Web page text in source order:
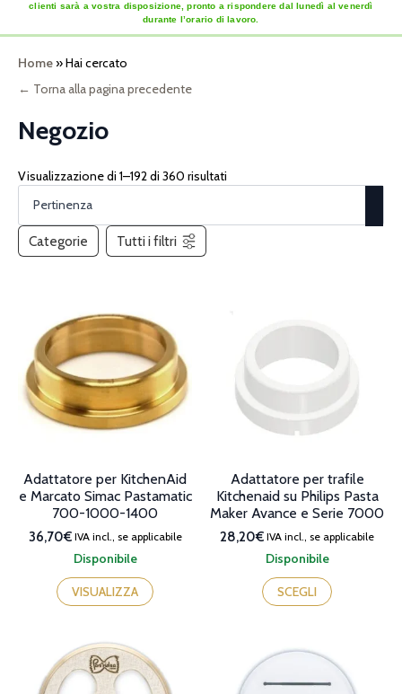
clienti sarà a vostra disposizione, pronto a rispondere dal lunedì al venerdì
durante l’orario di lavoro.
Home»Hai cercato
← Torna alla pagina precedente
Negozio
Visualizzazione di 1–192 di 360 risultati
Categorie Tutti i filtri
Disponibile
Adattatore per KitchenAid
e Marcato Simac Pastamatic
700-1000-1400
36,70€IVA incl., se applicabile
VISUALIZZA
Disponibile
Adattatore per trafile
Kitchenaid su Philips Pasta
Maker Avance e Serie 7000
28,20€ IVA incl., se applicabile
SCEGLI
Questo
prodotto
ha
Le